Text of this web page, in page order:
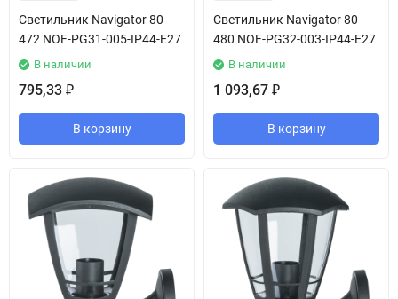
Светильник Navigator 80
472 NOF-PG31-005-IP44-E27
В наличии
795,33 ₽
В корзину
Светильник Navigator 80
480 NOF-PG32-003-IP44-E27
В наличии
1 093,67 ₽
В корзину